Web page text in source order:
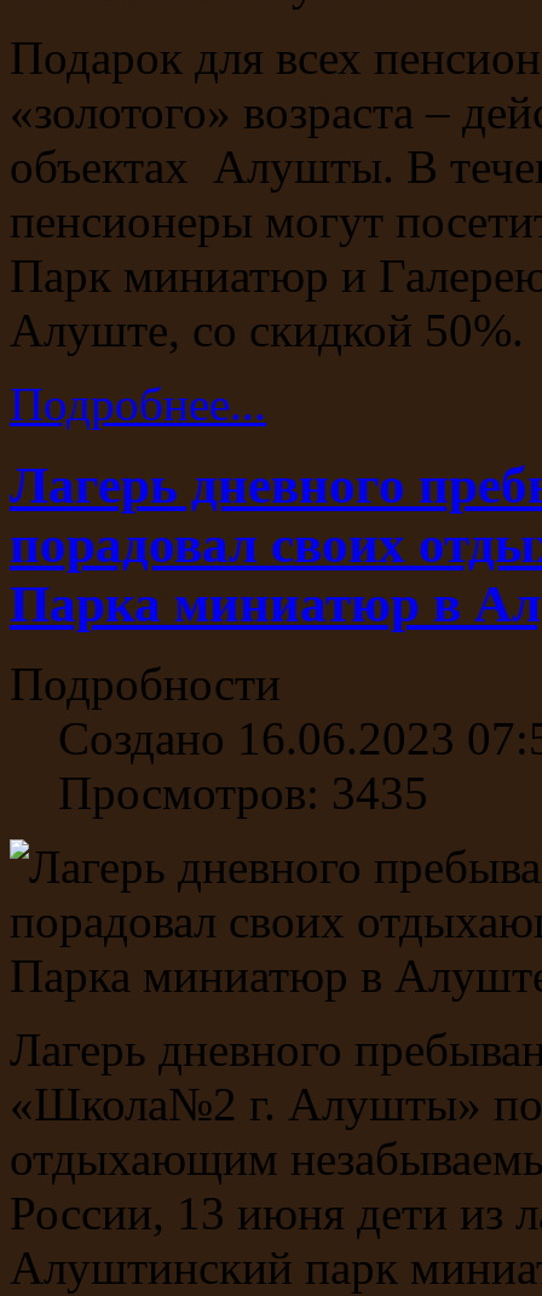
Подарок для всех
«золотого» возраста –
объектах Алушты. В
пенсионеры могут
Парк миниатюр и
Алуште, со скидкой 50%.
Подробнее...
Лагерь дневного
порадовал своих
Парка миниатюр в
Подробности
Создано 16.06.2023
Просмотров: 3435
Лагерь дневного
«Школа№2 г. Алушты»
отдыхающим
России, 13 июня дети из
Алуштинский парк